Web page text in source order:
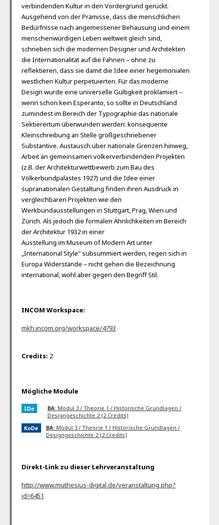
verbindenden Kultur in den Vordergrund gerückt.
Ausgehend von der Prämisse, dass die menschlichen
Bedürfnisse nach angemessener Behausung und einem
menschenwürdigen Leben weltweit gleich sind,
schrieben sich die modernen Designer und Architekten
die Internationalität auf die Fahnen – ohne zu
reflektieren, dass sie damit die Idee einer hegemonialen
westlichen Kultur perpetuierten. Für das moderne
Design wurde eine universelle Gültigkeit proklamiert –
wenn schon kein Esperanto, so sollte in Deutschland
zumindest im Bereich der Typographie das nationale
Sektierertum überwunden werden: konsequente
Kleinschreibung an Stelle großgeschriebener
Substantive. Austausch über nationale Grenzen hinweg,
Arbeit an gemeinsamen völkerverbindenden Projekten
(z.B. der Architekturwettbewerb zum Bau des
Völkerbundpalastes 1927) und die Idee einer
supranationalen Gestaltung finden ihren Ausdruck in
vergleichbaren Projekten wie den
Werkbundausstellungen in Stuttgart, Prag, Wien und
Zürich. Als jedoch die formalen Ähnlichkeiten im Bereich
der Architektur 1932 in einer
Ausstellung im Museum of Modern Art unter
„International Style" subsummiert werden, regen sich in
Europa Widerstände – nicht gehen die Bezeichnung
international, wohl aber gegen den Begriff Stil.
INCOM Workspace:
mkh.incom.org/workspace/4793
Credits: 2
Mögliche Module
IDe BA: Modul 3 / Theorie 1 / Historische Grundlagen /
Designgeschichte 2 (2 Credits)
KoDe
BA: Modul 3 / Theorie 1 / Historische Grundlagen /
Designgeschichte 2 (2 Credits)
Direkt-Link zu dieser Lehrveranstaltung
http://www.muthesius-digital.de/veranstaltung.php?
id=6451